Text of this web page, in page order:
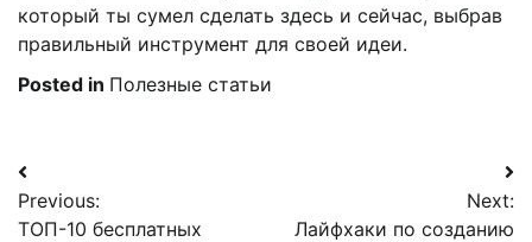
который ты сумел сделать здесь и сейчас, выбрав
правильный инструмент для своей идеи.
Posted in Полезные статьи
Навигация
по
Previous:
ТОП-10 бесплатных
Next:
Лайфхаки по созданию